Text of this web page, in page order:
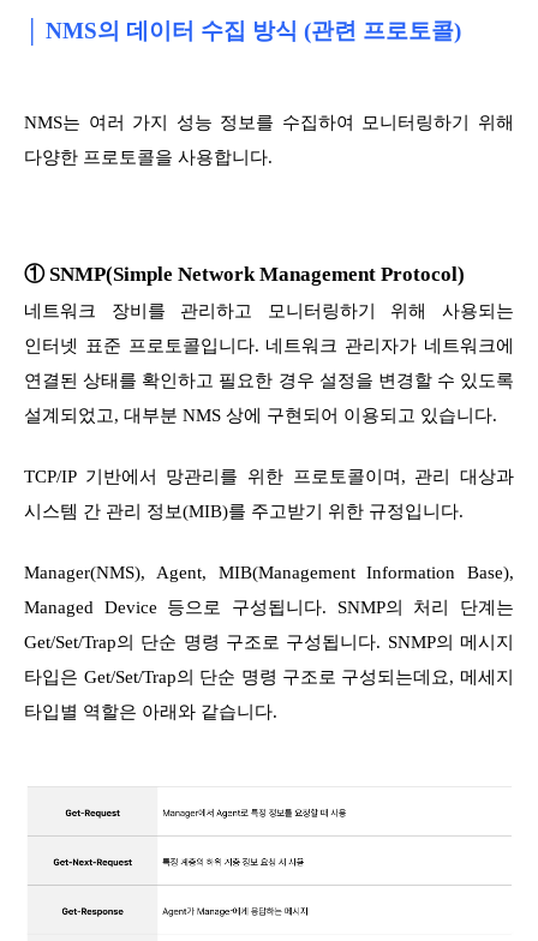
NMS의 데이터 수집 방식 (관련 프로토콜)
NMS는 여러 가지 성능 정보를 수집하여 모니터링하기 위해
다양한 프로토콜을 사용합니다.
① SNMP(Simple Network Management Protocol)
네트워크 장비를 관리하고 모니터링하기 위해 사용되는
인터넷 표준 프로토콜입니다. 네트워크 관리자가 네트워크에
연결된 상태를 확인하고 필요한 경우 설정을 변경할 수 있도록
설계되었고, 대부분 NMS 상에 구현되어 이용되고 있습니다.
TCP/IP 기반에서 망관리를 위한 프로토콜이며, 관리 대상과
시스템 간 관리 정보(MIB)를 주고받기 위한 규정입니다.
Manager(NMS), Agent, MIB(Management Information Base),
Managed Device 등으로 구성됩니다. SNMP의 처리 단계는
Get/Set/Trap의 단순 명령 구조로 구성됩니다. SNMP의 메시지
타입은 Get/Set/Trap의 단순 명령 구조로 구성되는데요, 메세지
타입별 역할은 아래와 같습니다.